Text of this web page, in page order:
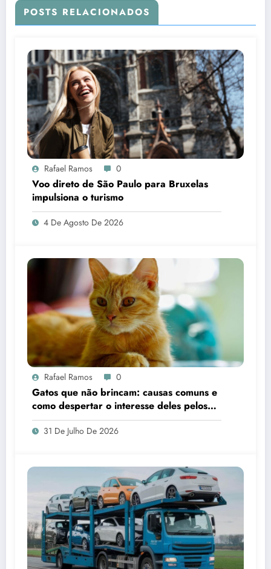
POSTS RELACIONADOS
Rafael Ramos 0
Voo direto de São Paulo para Bruxelas
impulsiona o turismo
4 De Agosto De 2026
Rafael Ramos 0
Gatos que não brincam: causas comuns e
como despertar o interesse deles pelos
brinquedos
31 De Julho De 2026